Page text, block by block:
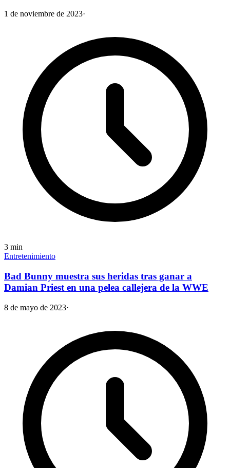
1 de noviembre de 2023·
3 min
Entretenimiento
Bad Bunny muestra sus heridas tras ganar a
Damian Priest en una pelea callejera de la WWE
8 de mayo de 2023·